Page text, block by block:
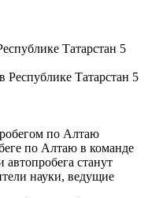
Татарстан 5
по Алтаю
по Алтаю в команде
станут
науки, ведущие